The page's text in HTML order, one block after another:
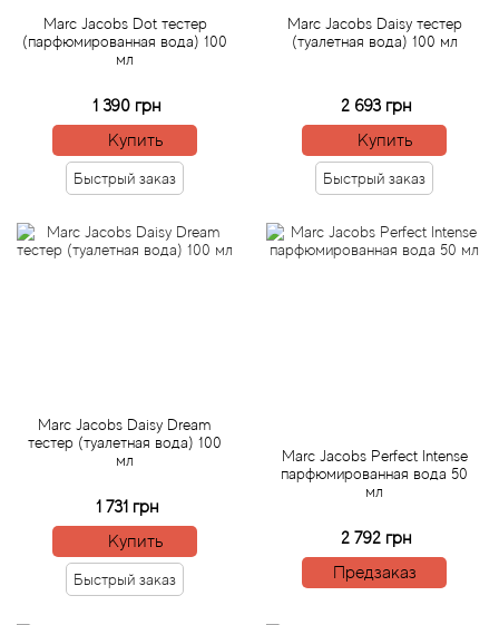
Marc Jacobs Dot тестер
(парфюмированная вода) 100
мл
1 390 грн
Купить
Быстрый заказ
Marc Jacobs Daisy тестер
(туалетная вода) 100 мл
2 693 грн
Купить
Быстрый заказ
Marc Jacobs Daisy Dream
тестер (туалетная вода) 100
мл
1 731 грн
Купить
Быстрый заказ
Marc Jacobs Perfect Intense
парфюмированная вода 50
мл
2 792 грн
Предзаказ
Acqua di Parma
Acqua di Sardegna
Adidas
Aedes de Venustas
Agatha Ruiz de la Prada
Agent Provocateur
Agonist